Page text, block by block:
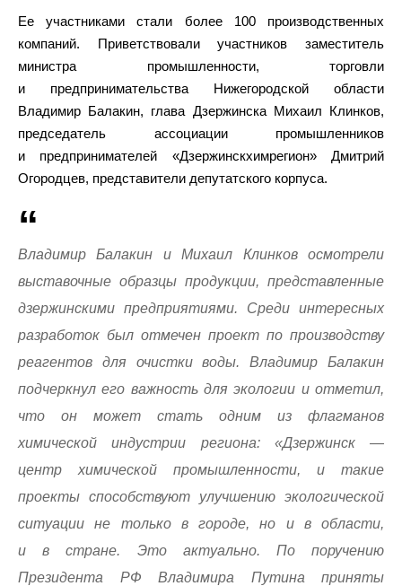
Ее участниками стали более 100 производственных
компаний. Приветствовали участников заместитель
министра промышленности, торговли
и предпринимательства Нижегородской области
Владимир Балакин, глава Дзержинска Михаил Клинков,
председатель ассоциации промышленников
и предпринимателей «Дзержинскхимрегион» Дмитрий
Огородцев, представители депутатского корпуса.
Владимир Балакин и Михаил Клинков осмотрели
выставочные образцы продукции, представленные
дзержинскими предприятиями. Среди интересных
разработок был отмечен проект по производству
реагентов для очистки воды. Владимир Балакин
подчеркнул его важность для экологии и отметил,
что он может стать одним из флагманов
химической индустрии региона: «Дзержинск —
центр химической промышленности, и такие
проекты способствуют улучшению экологической
ситуации не только в городе, но и в области,
и в стране. Это актуально. По поручению
Президента РФ Владимира Путина приняты